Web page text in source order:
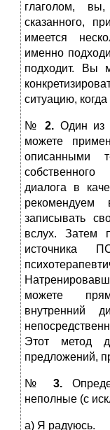
глаголом, вы,
сказанного,
имеется
именно
подходит. Вы
ситуацию,
№2. Один из
можете
описанными
собственного
диалога в
рекомендуем
записывать
вслух. Затем
источника
можете
внутренний
Этот метод
предложений,
№ 3.
неполные (с
а) Я радуюсь.